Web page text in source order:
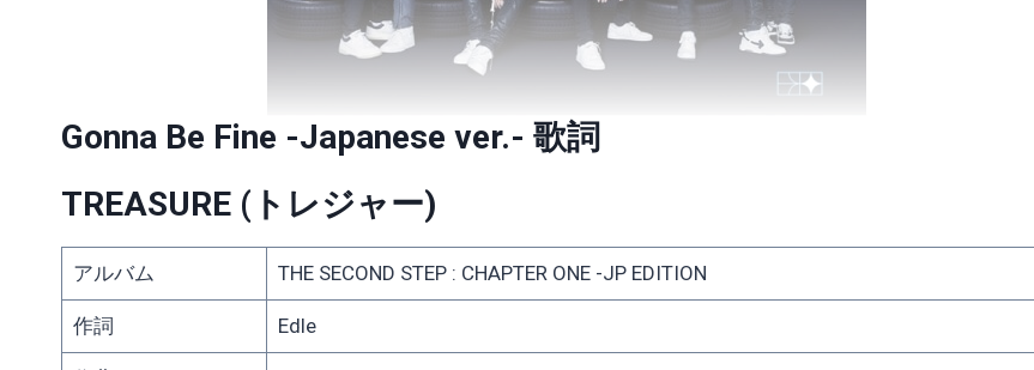
Gonna Be Fine -Japanese ver.- 歌詞
TREASURE (トレジャー)
アルバム THE SECOND STEP : CHAPTER ONE -JP EDITION
作詞 Edle